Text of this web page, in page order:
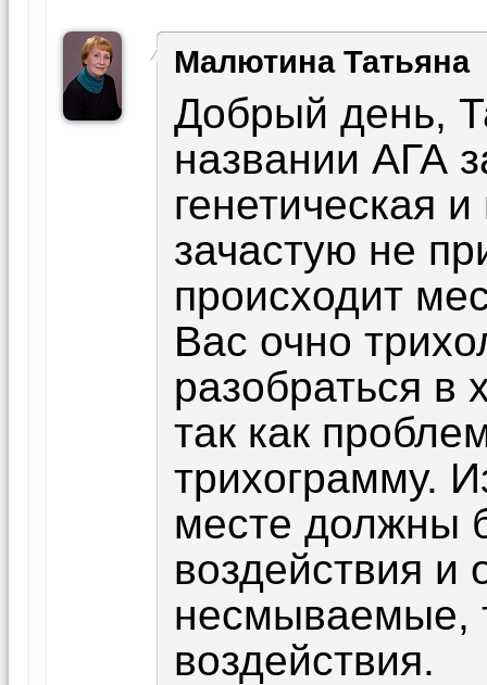
Малютина Татьяна
Добрый день,
названии АГА
генетическая
зачастую не
происходит
Вас очно
разобраться в
так как
трихограмму.
месте должны
воздействия и
несмываемые,
воздействия.